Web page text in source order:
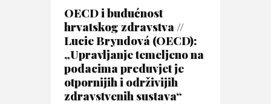
OECD i budućnost
hrvatskog zdravstva //
Lucie Bryndová (OECD):
„Upravljanje temeljeno na
podacima preduvjet je
otpornijih i održivijih
zdravstvenih sustava“